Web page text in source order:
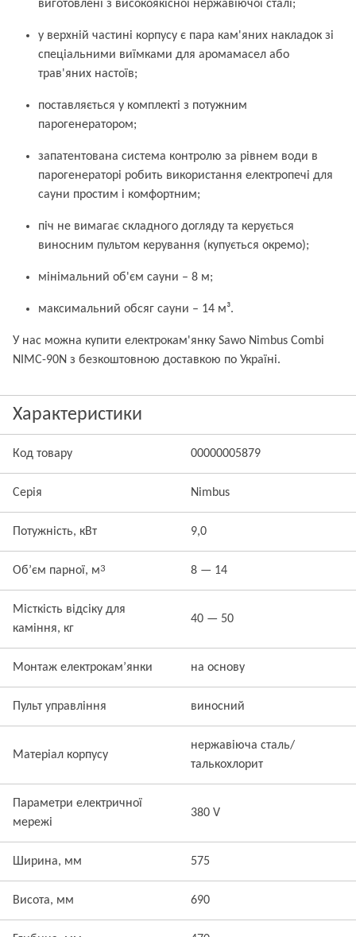
виготовлені з високоякісної нержавіючої сталі;
у верхній частині корпусу є пара кам'яних накладок зі
спеціальними виїмками для аромамасел або
трав'яних настоїв;
поставляється у комплекті з потужним
парогенератором;
запатентована система контролю за рівнем води в
парогенераторі робить використання електропечі для
сауни простим і комфортним;
піч не вимагає складного догляду та керується
виносним пультом керування (купується окремо);
мінімальний об'єм сауни – 8 м;
максимальний обсяг сауни – 14 м³.
У нас можна купити електрокам'янку Sawo Nimbus Combi
NIMC-90N з безкоштовною доставкою по Україні.
Характеристики
Код товару 00000005879
Серія Nimbus
Потужність, кВт 9,0
Об’єм парної, м3 8 — 14
Місткість відсіку для
каміння, кг
40 — 50
Монтаж електрокам’янки на основу
Пульт управління виносний
Матеріал корпусу
нержавіюча сталь/
талькохлорит
Параметри електричної
мережі
380 V
Ширина, мм 575
Висота, мм 690